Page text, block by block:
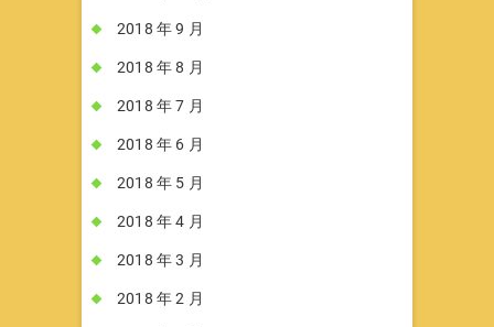
2018 年 9 月
2018 年 8 月
2018 年 7 月
2018 年 6 月
2018 年 5 月
2018 年 4 月
2018 年 3 月
2018 年 2 月